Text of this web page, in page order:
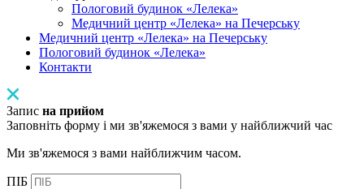
Пологовий будинок «Лелека»
Медичний центр «Лелека» на Печерську
Медичний центр «Лелека» на Печерську
Пологовий будинок «Лелека»
Контакти
Запис на прийом
Заповніть форму і ми зв'яжемося з вами у найближчий час
Ми зв'яжемося з вами найближчим часом.
ПІБ